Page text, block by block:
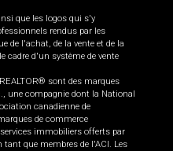
que les logos qui s'y
rendus par les
de l'achat, de la vente et de la
cadre d'un système de vente
sont des marques
une compagnie dont la National
canadienne de
de commerce
immobiliers offerts par
que membres de l'ACI. Les